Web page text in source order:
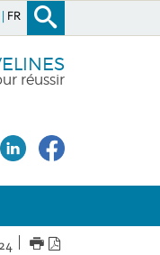
FR
réussir
IMPRIMER